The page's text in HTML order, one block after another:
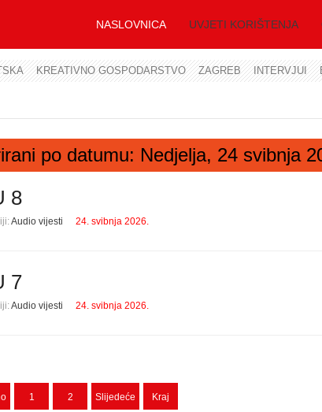
NASLOVNICA UVJETI KORIŠTENJA
KREATIVNO GOSPODARSTVO ZAGREB INTERVJUI
po datumu: Nedjelja, 24 svibnja
8
Audio vijesti 24. svibnja 2026.
7
Audio vijesti 24. svibnja 2026.
1 2 Slijedeće Kraj